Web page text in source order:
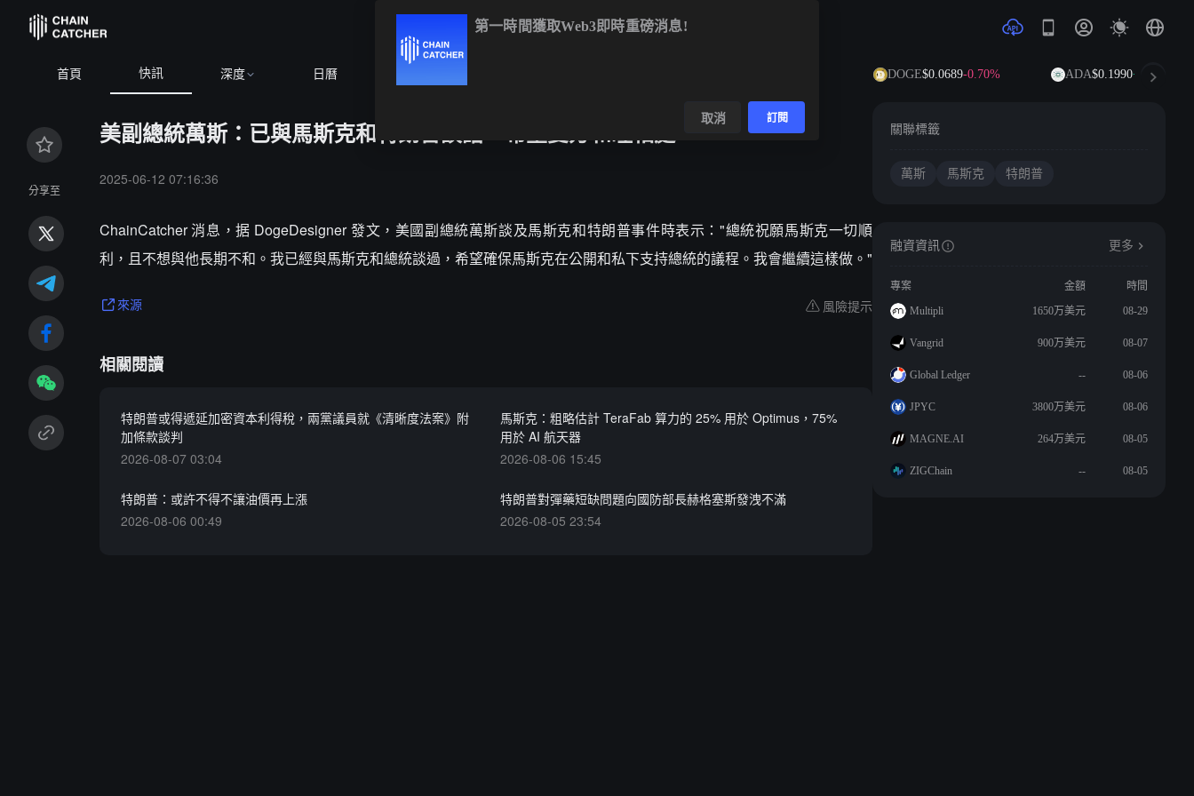
首頁 快訊 深度 日曆
$1,897.20+0.07% $590.98-0.51% DOGE$0.0689-0.70% ADA$0.1990+6.34%
分享至
美副總統萬斯：已與馬斯克和特朗普談話，希望雙方和睦相處
2025-06-12 07:16:36
ChainCatcher 消息，据 DogeDesigner 發文，美國副總統萬斯談及馬斯克和特朗普事件時表示："總統祝願馬斯克一切順
利，且不想與他長期不和。我已經與馬斯克和總統談過，希望確保馬斯克在公開和私下支持總統的議程。我會繼續這樣做。"
來源 風險提示
相關閱讀
特朗普或得遞延加密資本利得稅，兩黨議員就《清晰度法案》附
加條款談判
2026-08-07 03:04
馬斯克：粗略估計 TeraFab 算力的 25% 用於 Optimus，75%
用於 AI 航天器
2026-08-06 15:45
特朗普：或許不得不讓油價再上漲
2026-08-06 00:49
特朗普對彈藥短缺問題向國防部長赫格塞斯發洩不滿
2026-08-05 23:54
關聯標籤
萬斯 馬斯克 特朗普
融資資訊 更多
專案 金額
時間
Multipli
1650万美元 08-29
Vangrid 900万美元 08-07
Global Ledger -- 08-06
JPYC 3800万美元 08-06
MAGNE.AI 264万美元 08-05
ZIGChain -- 08-05
第一時間獲取Web3即時重磅消息!
取消 訂閱